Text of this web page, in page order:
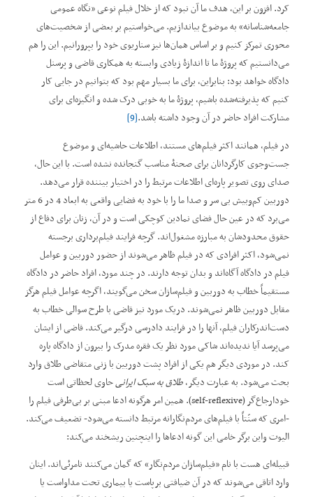
کرد. افزون بر این، هدف ما آن نبود که از خلال فیلم نوعی ‌”نگاه عمومی
‌جامعه‌شناسانه“ به موضوع بیاندازیم. می‌خواستیم بر بعضی از شخصیت‌های
محوری تمرکز کنیم و بر اساس همان‌ها نیز سناریوی خود را بپرورانیم. این را هم
می‌دانستیم که پروژۀ ما تا اندازۀ زیادی وابسته به همکاری قاضی و پرسنل
دادگاه خواهد بود: بنابراین، برای ما بسیار مهم بود که بتوانیم در جایی کار
کنیم که پذیرفته‌شده باشیم، پروژۀ ما به خوبی درک شده و انگیز‌ه‌ای برای
مشارکت افراد حاضر در آن وجود داشته باشد.[9]
در فیلم، همانند اکثر فیلم‌های مستند، اطلاعات حاشیه‌ای و موضوع
جست‌وجوی کارگردانان برای صحنۀ مناسب گنجانده نشده است. با این ‌حال،
صدای روی تصویر پاره‌ای اطلاعات مرتبط را در اختیار بیننده قرار می‌دهد.
دوربین کم‌وبیش بی سر و صدا ما را با خود به فضایی واقعی به ابعاد 4 در 6 متر
می‌برد که در عین حال فضای نمادین کوچکی است و در آن، زنان برای دفاع از
حقوق محدودشان به مبارزه مشغول‌اند. گرچه فرایند فیلم‌برداری برجسته
نمی‌شود، اکثر افرادی که در فیلم ظاهر می‌شوند از حضور دوربین و عوامل
فیلم در دادگاه آگاه‌اند و بدان توجه دارند. در چند مورد، افراد حاضر در دادگاه
مستقیماً خطاب به دوربین و فیلم‌سازان سخن می‌گویند، اگرچه عوامل فیلم هرگز
مقابل دوربین ظاهر نمی‌شوند. دریک مورد نیز قاضی با طرح سوالی خطاب به
دست‌اندرکاران فیلم، آنها را در فرایند دادرسی درگیر می‌کند. قاضی از ایشان
می‌پرسد آیا ندیده‌اند شاکی مورد نظر یک فقره مدرک را بیرون از دادگاه پاره
کند. در موردی دیگر هم یکی از افراد پشت دوربین با زنی متقاضی طلاق وارد
بحث می‌شود. به عبارت دیگر،طلاق به سبک ایرانیحاوی لحظاتی است
خودارجاع‌گر (self-reflexive). همین امر هرگونه ادعا مبنی ‌بر بی‌طرفی فیلم را
-امری که سنّتاً با فیلم‌های مردم‌نگارانه مرتبط دانسته می‌شود- تضعیف می‌کند.
الیوت واین برگر خامی این گونه ادعاها را اینچنین ریشخند می‌کند:
قبیله‌ای هست با نام ”فیلم‌سازان مردم‌نگار“ که گمان می‌کنند نامرئی‌اند. اینان
وارد اتاقی می‌شوند که در آن ضیافتی برپاست یا بیماری تحت مداواست یا